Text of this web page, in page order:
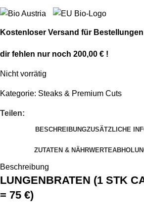
Kostenloser Versand für
dir fehlen nur noch 200,00 € !
Nicht vorrätig
Kategorie: Steaks & Premium Cuts
Teilen:
BESCHREIBUNGZUSÄTZLICHE
ZUTATEN & NÄHRWERTE
Beschreibung
LUNGENBRATEN (1 STK
= 75 €)